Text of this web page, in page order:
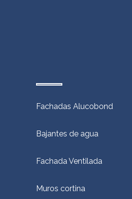
Fachadas Alucobond
Bajantes de agua
Fachada Ventilada
Muros cortina